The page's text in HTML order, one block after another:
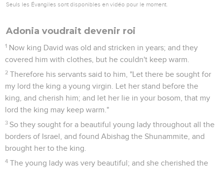
Seuls les Évangiles sont disponibles en vidéo pour le moment.
Adonia voudrait devenir roi
1 Now king David was old and stricken in years; and they
covered him with clothes, but he couldn't keep warm.
2 Therefore his servants said to him, "Let there be sought for
my lord the king a young virgin. Let her stand before the
king, and cherish him; and let her lie in your bosom, that my
lord the king may keep warm."
3 So they sought for a beautiful young lady throughout all the
borders of Israel, and found Abishag the Shunammite, and
brought her to the king.
4 The young lady was very beautiful; and she cherished the